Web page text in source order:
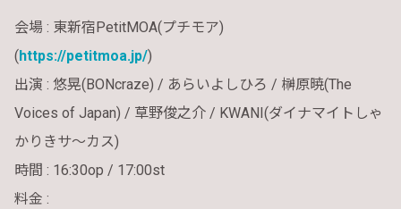
会場 : 東新宿PetitMOA(プチモア)
( https://petitmoa.jp/)
出演 : 悠晃(BONcraze) / あらいよしひろ / 榊原暁(The
Voices of Japan) / 草野俊之介 / KWANI(ダイナマイトしゃ
かりきサ〜カス)
時間 : 16:30op / 17:00st
料金 :